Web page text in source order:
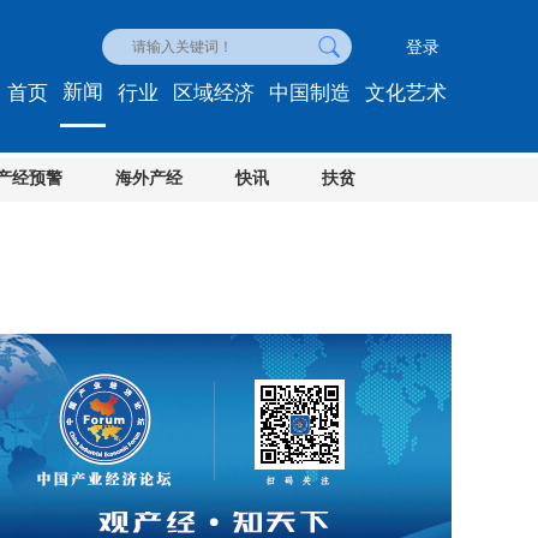
登录
首页 新闻
经预警 海外产经 快讯 扶贫
行业 区域经济 中国制造 文化艺术